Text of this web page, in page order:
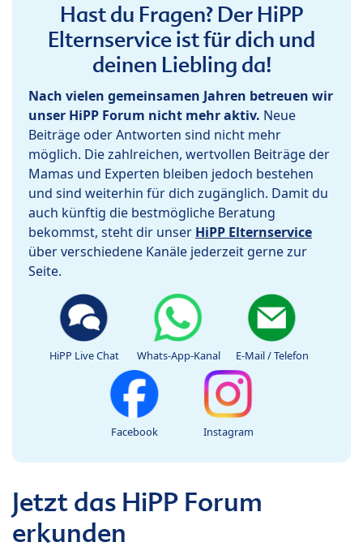
Hast du Fragen? Der HiPP
Elternservice ist für dich und
deinen Liebling da!
Nach vielen gemeinsamen Jahren betreuen wir
unser HiPP Forum nicht mehr aktiv. Neue
Beiträge oder Antworten sind nicht mehr
möglich. Die zahlreichen, wertvollen Beiträge der
Mamas und Experten bleiben jedoch bestehen
und sind weiterhin für dich zugänglich. Damit du
auch künftig die bestmögliche Beratung
bekommst, steht dir unser HiPP Elternservice
über verschiedene Kanäle jederzeit gerne zur
Seite.
HiPP Live Chat Whats-App-Kanal E-Mail / Telefon
Facebook Instagram
Jetzt das HiPP Forum
erkunden